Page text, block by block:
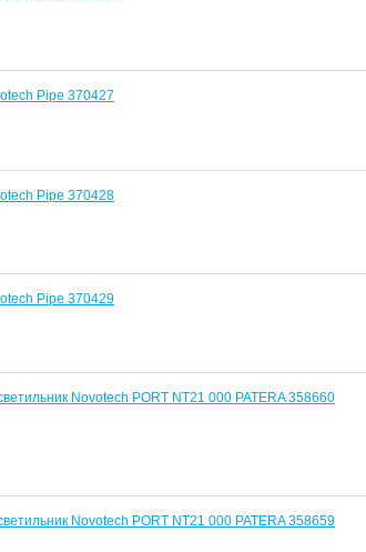
Pipe 370427
Pipe 370428
Pipe 370429
Novotech PORT NT21 000 PATERA 358660
Novotech PORT NT21 000 PATERA 358659